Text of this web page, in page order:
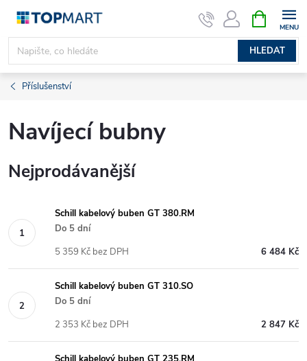
Přejít
obsah
HLEDAT
NÁKUPNÍ
KOŠÍK
Příslušenství
Navíjecí bubny
Nejprodávanější
Schill kabelový buben GT 380.RM
Do 5 dní
6 484 Kč
5 359 Kč bez DPH
Schill kabelový buben GT 310.SO
Do 5 dní
2 847 Kč
2 353 Kč bez DPH